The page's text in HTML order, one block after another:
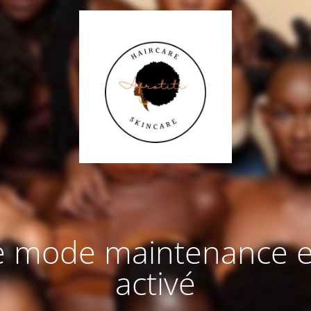
mode maintenance
activé